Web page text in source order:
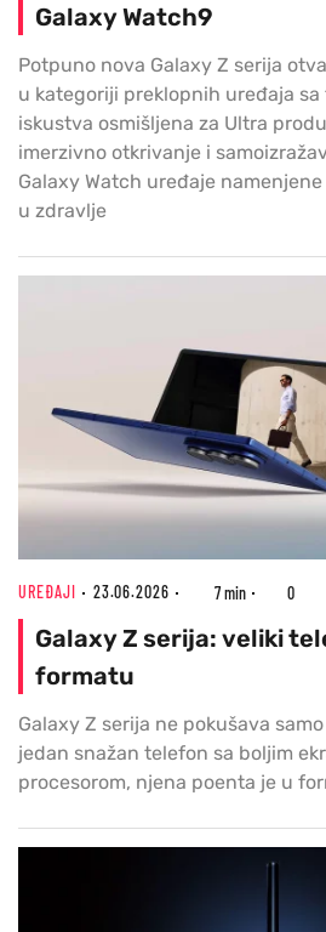
Galaxy Watch9
Potpuno nova Galaxy Z serija
u kategoriji preklopnih uređaja
iskustva osmišljena za Ultra
imerzivno otkrivanje i
Galaxy Watch uređaje
u zdravlje
UREĐAJI 23.06.2026 7 min 0
Galaxy Z serija: veliki
formatu
Galaxy Z serija ne pokušava
jedan snažan telefon sa boljim
procesorom, njena poenta je u